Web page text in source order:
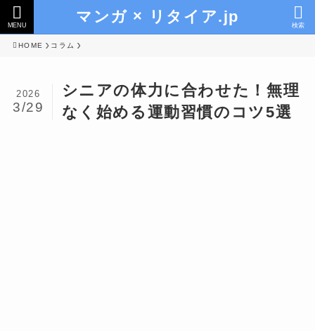
マンガ × リタイア.jp 検索
MENU
HOME コラム
シニアの体力に合わせた！無理
なく始める運動習慣のコツ5選
2026
3/29